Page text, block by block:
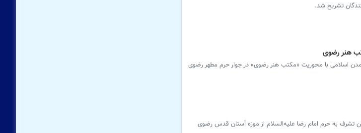
تشریح شد.
هنر رضوی
اسلامی با محوریت «مکتب هنر رضوی» در جوار حرم مطهر رضوی
تسوری، حکمران ایالت سند پاکستان روز چهارشنبه ۲۲ آذر ۱۴۰۲ ضمن تشرف به حرم امام رضا علیه‌السلام از موزه آستان قدس رضوی